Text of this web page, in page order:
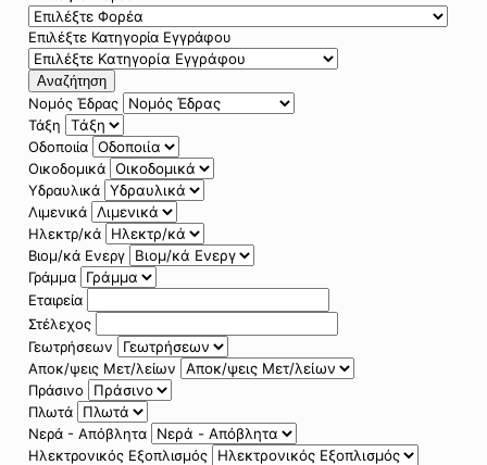
Επιλέξτε Κατηγορία Εγγράφου
Αναζήτηση
Νομός Έδρας
Τάξη
Οδοποιία
Οικοδομικά
Υδραυλικά
Λιμενικά
Ηλεκτρ/κά
Βιομ/κά Ενεργ
Γράμμα
Εταιρεία
Στέλεχος
Γεωτρήσεων
Αποκ/ψεις Μετ/λείων
Πράσινο
Πλωτά
Νερά - Απόβλητα
Ηλεκτρονικός Εξοπλισμός